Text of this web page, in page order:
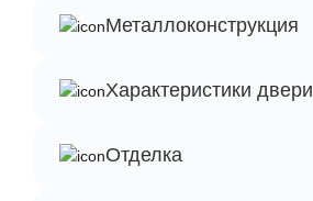
Металлоконструкция
Характеристики двери
Отделка